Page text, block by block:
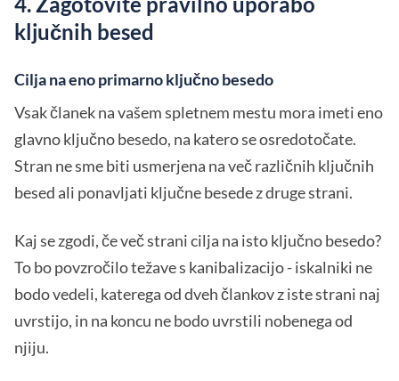
ključnih besed
Cilja na eno primarno ključno besedo
Vsak članek na vašem spletnem mestu mora imeti eno
glavno ključno besedo, na katero se osredotočate.
Stran ne sme biti usmerjena na več različnih ključnih
besed ali ponavljati ključne besede z druge strani.
Kaj se zgodi, če več strani cilja na isto ključno besedo?
To bo povzročilo težave s kanibalizacijo - iskalniki ne
bodo vedeli, katerega od dveh člankov z iste strani naj
uvrstijo, in na koncu ne bodo uvrstili nobenega od
njiju.